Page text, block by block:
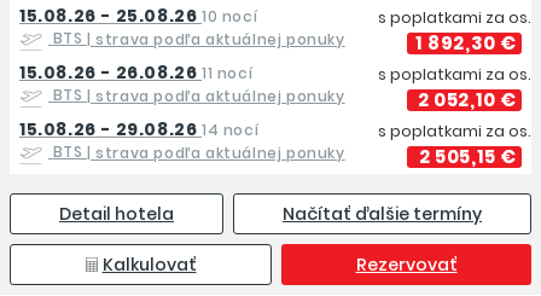
15.08.26 - 25.08.26 10 nocí
BTS| strava podľa aktuálnej ponuky
s poplatkami za os.
1 892,30 €
15.08.26 - 26.08.26 11 nocí
BTS| strava podľa aktuálnej ponuky
s poplatkami za os.
2 052,10 €
15.08.26 - 29.08.26 14 nocí
BTS| strava podľa aktuálnej ponuky
s poplatkami za os.
2 505,15 €
Detail hotela Načítať ďalšie termíny
Kalkulovať Rezervovať